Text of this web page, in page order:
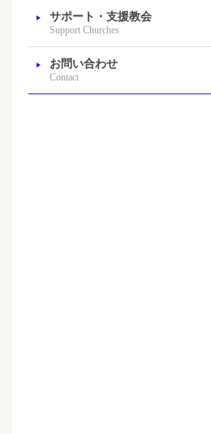
サポート・支援教会
Support Churches
お問い合わせ
Contact